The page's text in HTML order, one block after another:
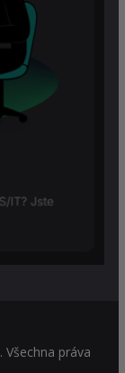
. Všechna práva